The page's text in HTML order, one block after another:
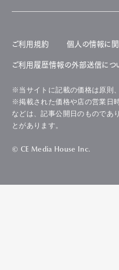
ご利用規約 個人の情報に関
ご利用履歴情報の外部送信につ
※当サイトに記載の価格は原則
※掲載された価格や店の営業日
などは、記事公開日のものであ
とがあります。
© CE Media House Inc.